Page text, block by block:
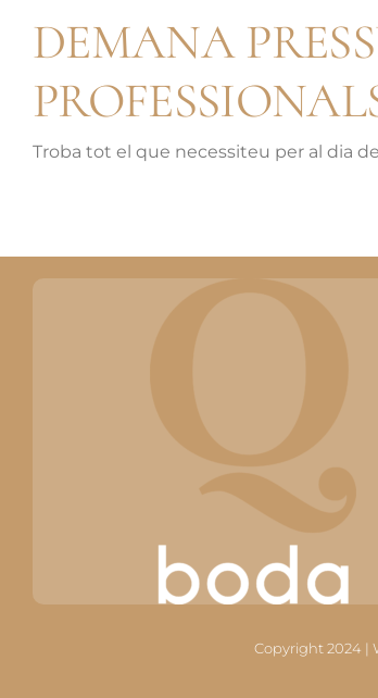
DEMANA
Troba tot el que necessiteu per al dia
Copyright 2024 |